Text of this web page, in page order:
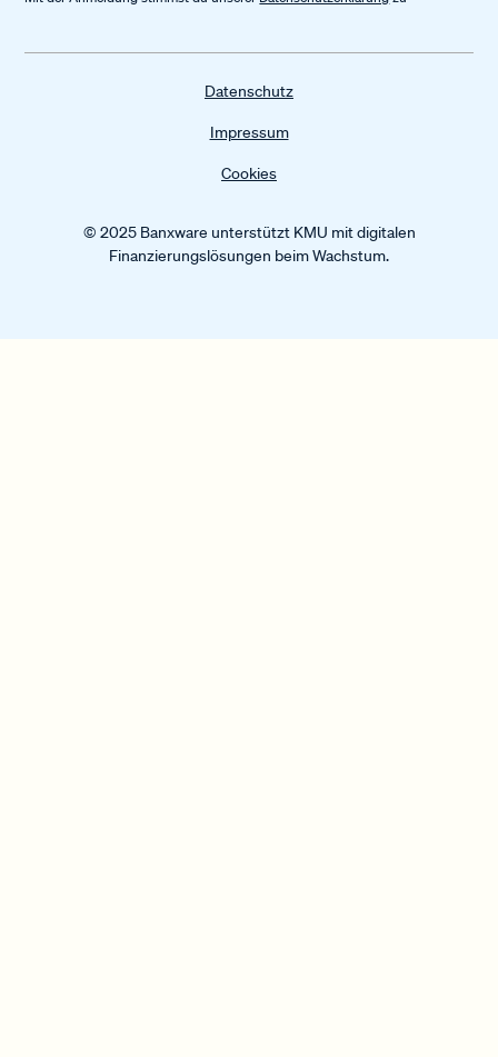
Datenschutz
Impressum
Cookies
© 2025 Banxware unterstützt KMU mit digitalen
Finanzierungslösungen beim Wachstum.